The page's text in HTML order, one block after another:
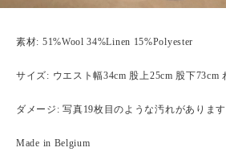
素材: 51%Wool 34%Linen 15%Polyester
サイズ: ウエスト幅34cm 股上25cm 股下73cm
ダメージ: 写真19枚目のような汚れがあります
Made in Belgium